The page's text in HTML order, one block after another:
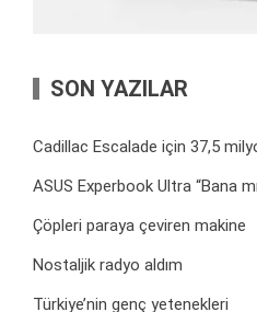
SON YAZILAR
Cadillac Escalade için 37,5
ASUS Experbook Ultra “Bana
Çöpleri paraya çeviren makine
Nostaljik radyo aldım
Türkiye’nin genç yetenekleri